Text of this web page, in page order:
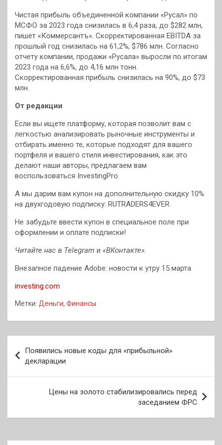
Чистая прибыль объединенной компании «Русал» по
МСФО за 2023 года снизилась в 6,4 раза, до $282 млн,
пишет «Коммерсантъ». Скорректированная EBITDA за
прошлый год снизилась на 61,2%, $786 млн. Согласно
отчету компании, продажи «Русала» выросли по итогам
2023 года на 6,6%, до 4,16 млн тонн.
Скорректированная прибыль снизилась на 90%, до $73
млн.
От редакции
Если вы ищете платформу, которая позволит вам с
легкостью анализировать рыночные инструменты и
отбирать именно те, которые подходят для вашего
портфеля и вашего стиля инвестирования, как это
делают наши авторы, предлагаем вам
воспользоваться InvestingPro.
А мы дарим вам купон на дополнительную скидку 10%
на двухгодовую подписку: RUTRADERS4EVER.
Не забудьте ввести купон в специальное поле при
оформлении и оплате подписки!
Читайте нас в Telegram и «ВКонтакте».
Внезапное падение Adobe: новости к утру 15 марта
investing.com
Метки: Деньги, Финансы
по
записям
Появились новые коды для «прибыльной»
декларации
Цены на золото стабилизировались перед
заседанием ФРС